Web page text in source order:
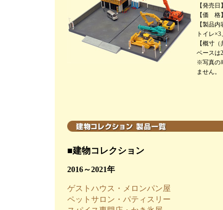
【発売
【価 格
【製品
トイレ
【概寸
ベースは
※写真の
ません。
■建物コレクション
2016～2021年
ゲストハウス・メロンパン屋
ペットサロン・パティスリー